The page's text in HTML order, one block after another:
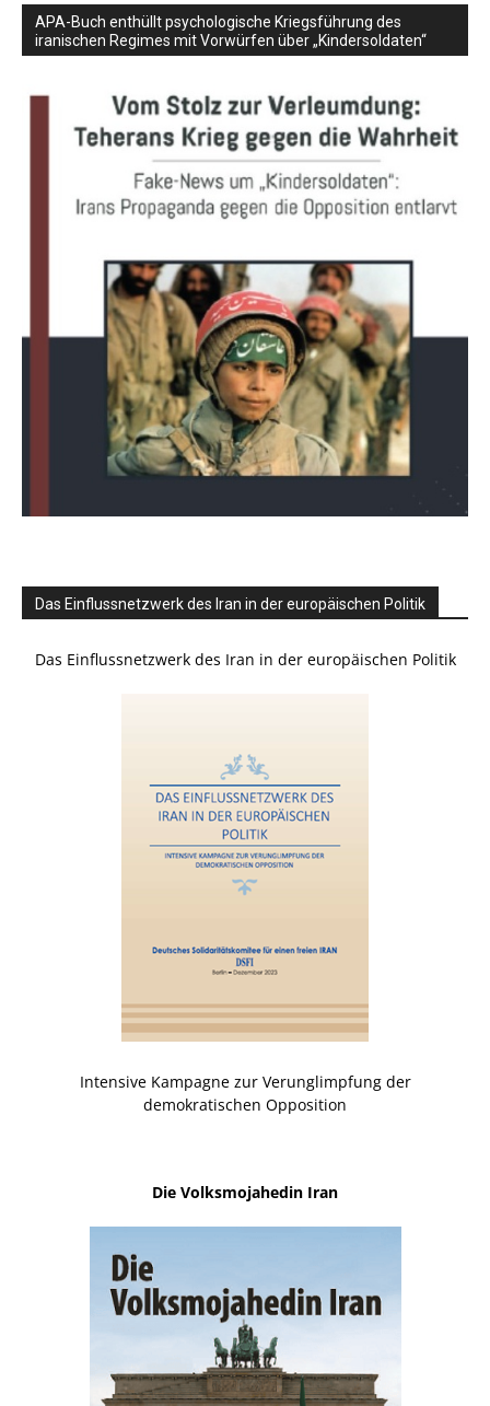
APA-Buch enthüllt psychologische Kriegsführung des
iranischen Regimes mit Vorwürfen über „Kindersoldaten“
Das Einflussnetzwerk des Iran in der europäischen Politik
Das Einflussnetzwerk des Iran in der europäischen Politik
Intensive Kampagne zur Verunglimpfung der
demokratischen Opposition
Die Volksmojahedin Iran